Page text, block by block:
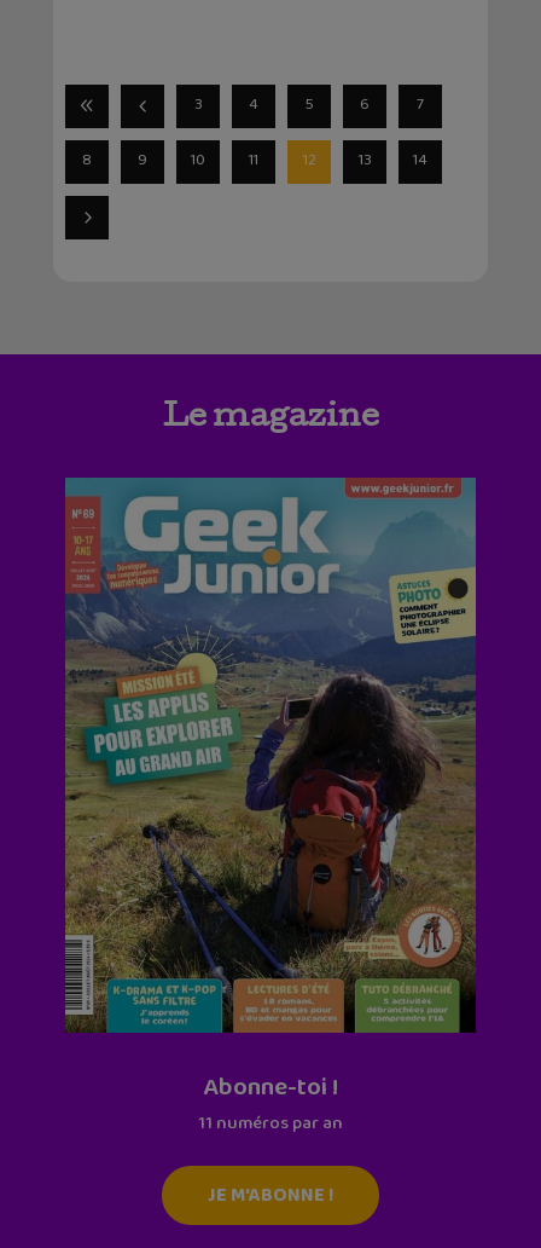
3 4 5 6 7
8 9 10 11 12 13 14
Le magazine
Abonne-toi !
11 numéros par an
JE M'ABONNE !